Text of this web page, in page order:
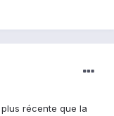
récente que la